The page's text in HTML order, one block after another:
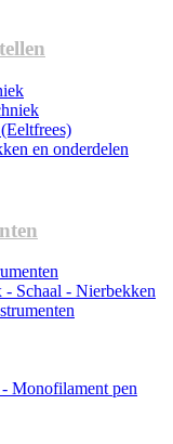
en onderdelen
Schaal - Nierbekken
Monofilament pen